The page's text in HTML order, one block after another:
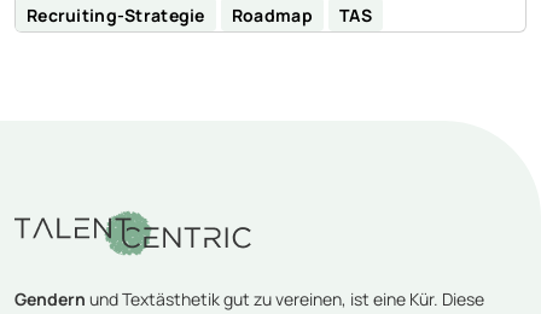
Recruiting-Strategie
Roadmap TAS
Gendern und Textästhetik gut zu vereinen, ist eine Kür. Diese